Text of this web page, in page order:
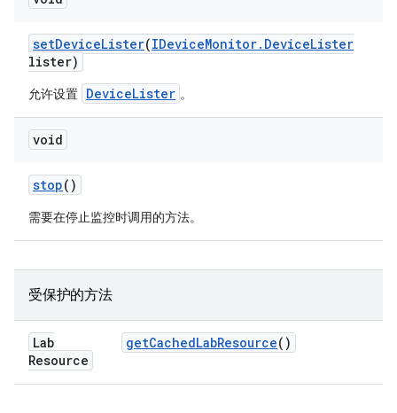
setDeviceLister(IDeviceMonitor. DeviceLister
lister)
允许设置 DeviceLister 。
void
stop()
需要在停止监控时调用的方法。
受保护的方法
Lab
Resource
getCachedLabResource()